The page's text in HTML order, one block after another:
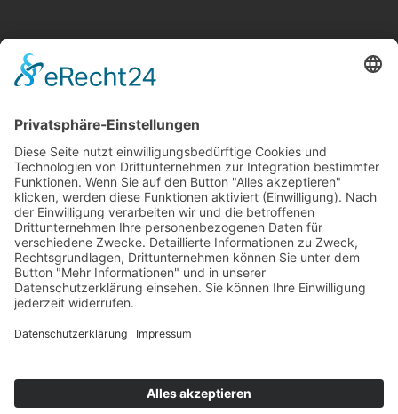
Kontakt Newsletter